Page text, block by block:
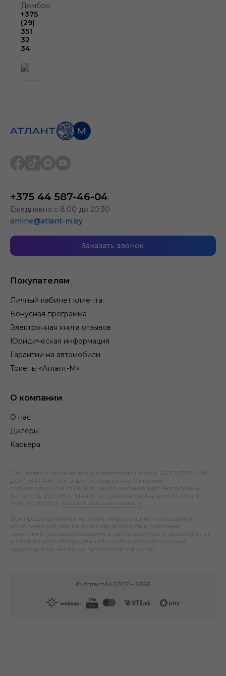
Домбровской)
+375
(29)
351
32
34
Покупателям
Личный кабинет клиента
Бонусная программа
Электронная книга отзывов
Юридическая информация
Гарантии на автомобили
Токены «Атлант-М»
О компании
О нас
Дилеры
Карьера
+375 44 587-46-04
Ежедневно с 8:00 до 20:30
online@atlant-m.by
Заказать звонок
Общество с ограниченной ответственностью «БРОКЕРСКИЙ
ДОМ «АТЛАНТ-М», зарегистрировано Минским
горисполкомом 10.09.1991; место нахождения: Республика
Беларусь, 220019, г. Минск, ул. Шаранговича, дом 22, ком. 10;
УНП 100023303.
Личный кабинет клиента
Вся представленная на сайте информация, касающаяся
комплектаций, технических характеристик, цветовых
сочетаний, условий гарантии, а также стоимости автомобилей
и сервисного обслуживания носит информационный
характер и не является публичной офертой.
© Атлант-М 2007 – 2026